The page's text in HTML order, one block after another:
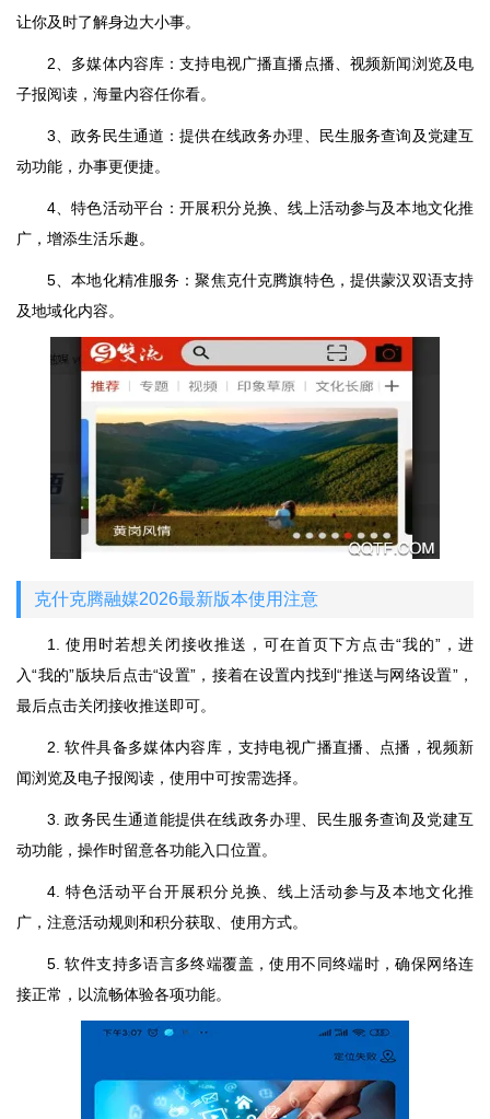
让你及时了解身边大小事。
2、多媒体内容库：支持电视广播直播点播、视频新闻浏览及电
子报阅读，海量内容任你看。
3、政务民生通道：提供在线政务办理、民生服务查询及党建互
动功能，办事更便捷。
4、特色活动平台：开展积分兑换、线上活动参与及本地文化推
广，增添生活乐趣。
5、本地化精准服务：聚焦克什克腾旗特色，提供蒙汉双语支持
及地域化内容。
克什克腾融媒2026最新版本使用注意
1. 使用时若想关闭接收推送，可在首页下方点击“我的”，进
入“我的”版块后点击“设置”，接着在设置内找到“推送与网络设置”，
最后点击关闭接收推送即可。
2. 软件具备多媒体内容库，支持电视广播直播、点播，视频新
闻浏览及电子报阅读，使用中可按需选择。
3. 政务民生通道能提供在线政务办理、民生服务查询及党建互
动功能，操作时留意各功能入口位置。
4. 特色活动平台开展积分兑换、线上活动参与及本地文化推
广，注意活动规则和积分获取、使用方式。
5. 软件支持多语言多终端覆盖，使用不同终端时，确保网络连
接正常，以流畅体验各项功能。